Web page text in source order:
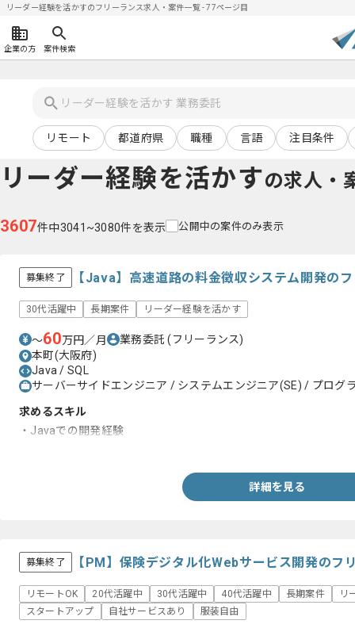
リーダー経験を活かすのフリーランス求人・案件一覧 - 77ページ目
企業の方 案件検索
リモート 都道府県 職種 言語 注目条件
リーダー経験を活かすの求人・
3607件中3041~3080件を表示 公開中の案件のみ表示
募集終了 【Java】高速道路の料金徴収システム開発の
30代活躍中 長期案件 リーダー経験を活かす
〜60万円／月 業務委託(フリーランス)
本町(大阪府)
Java / SQL
サーバーサイドエンジニア / システムエンジニア(SE) / プログ
求めるスキル
・Javaでの開発経験
詳細を見る
募集終了 【PM】保険デジタル化Webサービス開発のフ
リモートOK 20代活躍中 30代活躍中 40代活躍中 長期案件
リ
スタートアップ
自社サービスあり 服装自由